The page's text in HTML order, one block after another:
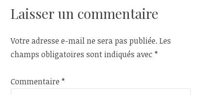
l’article
Laisser un commentaire
Votre adresse e-mail ne sera pas publiée. Les
champs obligatoires sont indiqués avec*
Commentaire*